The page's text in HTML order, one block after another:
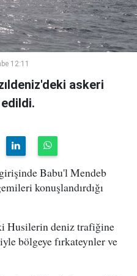
12:11
askeri
edildi.
Babu'l Mendeb
konuşlandırdığı
Husilerin deniz trafiğine
bölgeye fırkateynler ve